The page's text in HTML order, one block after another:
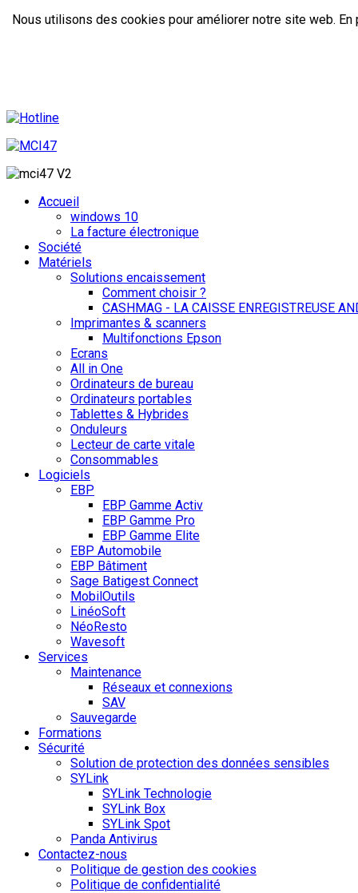
Accueil
windows 10
La facture électronique
Société
Matériels
Solutions encaissement
Comment choisir ?
CASHMAG - LA CAISSE ENREGISTREUSE
Imprimantes & scanners
Multifonctions Epson
Ecrans
All in One
Ordinateurs de bureau
Ordinateurs portables
Tablettes & Hybrides
Onduleurs
Lecteur de carte vitale
Consommables
Logiciels
EBP
EBP Gamme Activ
EBP Gamme Pro
EBP Gamme Elite
EBP Automobile
EBP Bâtiment
Sage Batigest Connect
MobilOutils
LinéoSoft
NéoResto
Wavesoft
Services
Maintenance
Réseaux et connexions
SAV
Sauvegarde
Formations
Sécurité
Solution de protection des données sensibles
SYLink
SYLink Technologie
SYLink Box
SYLink Spot
Panda Antivirus
Contactez-nous
Politique de gestion des cookies
Politique de confidentialité
Nous utilisons des cookies pour améliorer notre site web.